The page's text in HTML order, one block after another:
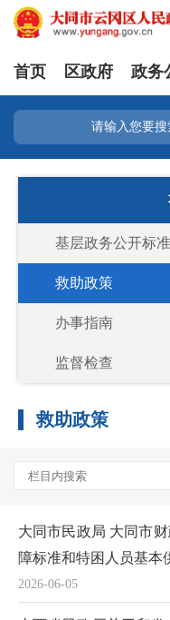
首页 区政府 政务
基层政务公开标准
救助政策
办事指南
监督检查
救助政策
2026-06-05
大同市民政局 大同市
障标准和特困人员基本